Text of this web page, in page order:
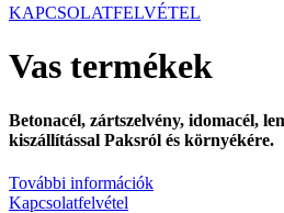
KAPCSOLATFELVÉTEL
Vas termékek
Betonacél, zártszelvény, idomacél,
kiszállítással Paksról és környékére.
További információk
Kapcsolatfelvétel